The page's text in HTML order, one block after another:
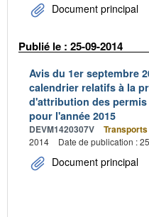
Document principal
Publié le : 25-09-2014
Avis du 1er septembre
calendrier relatifs à la
d'attribution des
pour l'année 2015
DEVM1420307V Transports
2014
Date de publication :
Document principal